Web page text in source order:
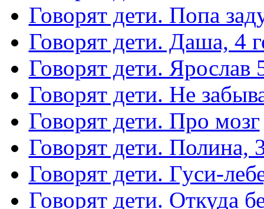
Говорят дети. Попа
Говорят дети. Даша, 4
Говорят дети. Ярослав
Говорят дети. Не
Говорят дети. Про мозг
Говорят дети. Полина,
Говорят дети. Гуси-
Говорят дети. Откуда